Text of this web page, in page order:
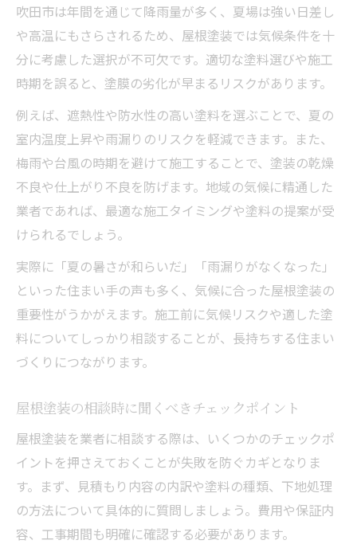
吹田市は年間を通じて降雨量が多く、夏場は強い日差し
や高温にもさらされるため、屋根塗装では気候条件を十
分に考慮した選択が不可欠です。適切な塗料選びや施工
時期を誤ると、塗膜の劣化が早まるリスクがあります。
例えば、遮熱性や防水性の高い塗料を選ぶことで、夏の
室内温度上昇や雨漏りのリスクを軽減できます。また、
梅雨や台風の時期を避けて施工することで、塗装の乾燥
不良や仕上がり不良を防げます。地域の気候に精通した
業者であれば、最適な施工タイミングや塗料の提案が受
けられるでしょう。
実際に「夏の暑さが和らいだ」「雨漏りがなくなった」
といった住まい手の声も多く、気候に合った屋根塗装の
重要性がうかがえます。施工前に気候リスクや適した塗
料についてしっかり相談することが、長持ちする住まい
づくりにつながります。
屋根塗装の相談時に聞くべきチェックポイント
屋根塗装を業者に相談する際は、いくつかのチェックポ
イントを押さえておくことが失敗を防ぐカギとなりま
す。まず、見積もり内容の内訳や塗料の種類、下地処理
の方法について具体的に質問しましょう。費用や保証内
容、工事期間も明確に確認する必要があります。